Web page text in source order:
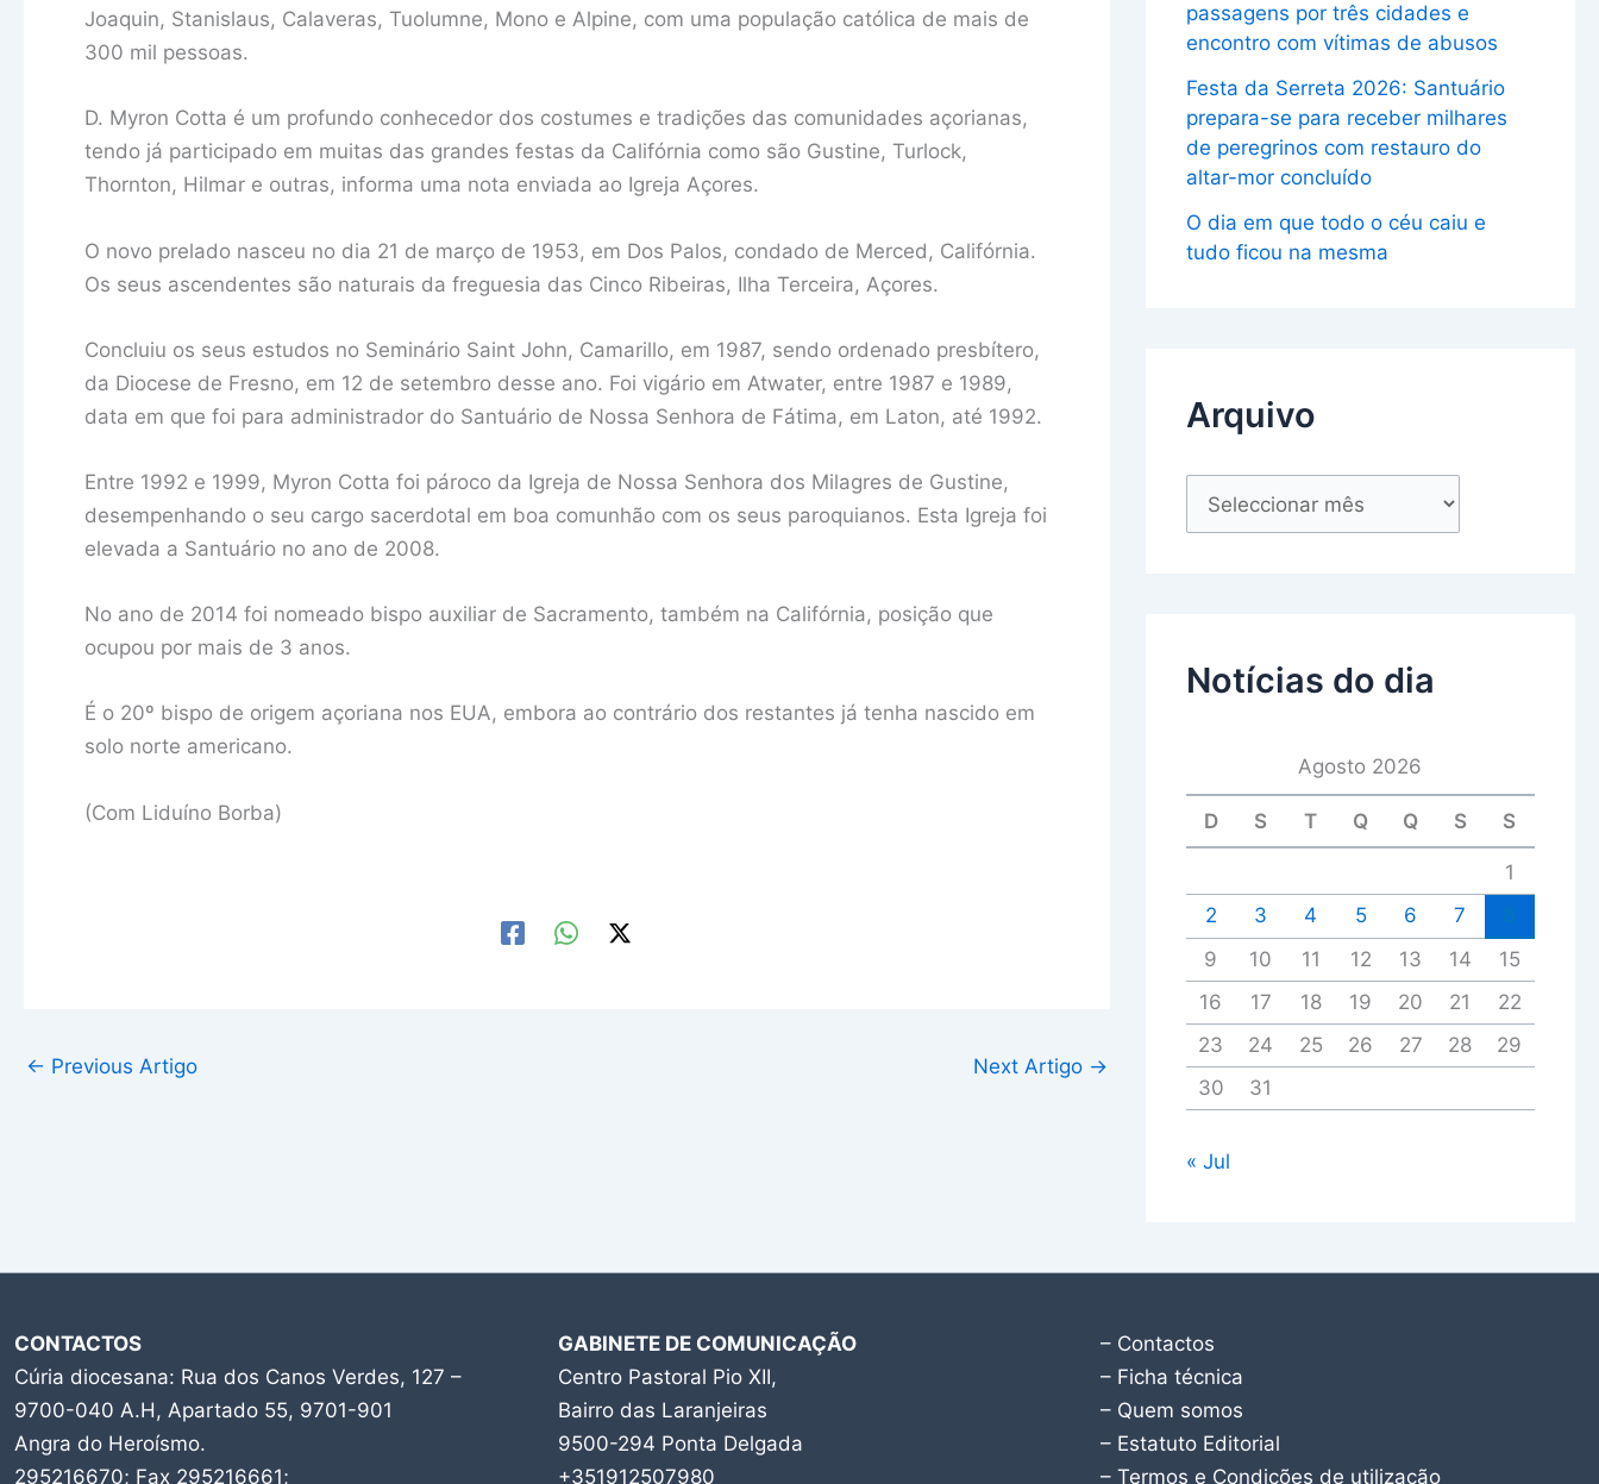
Joaquin, Stanislaus, Calaveras, Tuolumne, Mono e Alpine, com uma população católica de mais de
300 mil pessoas.
D. Myron Cotta é um profundo conhecedor dos costumes e tradições das comunidades açorianas,
tendo já participado em muitas das grandes festas da Califórnia como são Gustine, Turlock,
Thornton, Hilmar e outras, informa uma nota enviada ao Igreja Açores.
O novo prelado nasceu no dia 21 de março de 1953, em Dos Palos, condado de Merced, Califórnia.
Os seus ascendentes são naturais da freguesia das Cinco Ribeiras, Ilha Terceira, Açores.
Concluiu os seus estudos no Seminário Saint John, Camarillo, em 1987, sendo ordenado presbítero,
da Diocese de Fresno, em 12 de setembro desse ano. Foi vigário em Atwater, entre 1987 e 1989,
data em que foi para administrador do Santuário de Nossa Senhora de Fátima, em Laton, até 1992.
Entre 1992 e 1999, Myron Cotta foi pároco da Igreja de Nossa Senhora dos Milagres de Gustine,
desempenhando o seu cargo sacerdotal em boa comunhão com os seus paroquianos. Esta Igreja foi
elevada a Santuário no ano de 2008.
No ano de 2014 foi nomeado bispo auxiliar de Sacramento, também na Califórnia, posição que
ocupou por mais de 3 anos.
É o 20º bispo de origem açoriana nos EUA, embora ao contrário dos restantes já tenha nascido em
solo norte americano.
(Com Liduíno Borba)
← Previous Artigo Next Artigo →
passagens por três cidades e
encontro com vítimas de abusos
Festa da Serreta 2026: Santuário
prepara-se para receber milhares
de peregrinos com restauro do
altar-mor concluído
O dia em que todo o céu caiu e
tudo ficou na mesma
Arquivo
Notícias do dia
Agosto 2026
D S T Q Q S S
1
2
3 4 5 6 7
9
10 11 12 13 14
15
16
17 18 19 20 21
22
23
24 25 26 27 28
29
30
31
« Jul
CONTACTOS
Cúria diocesana: Rua dos Canos Verdes, 127 –
9700-040 A.H, Apartado 55, 9701-901
Angra do Heroísmo.
295216670; Fax 295216661;
GABINETE DE COMUNICAÇÃO
Centro Pastoral Pio XII,
Bairro das Laranjeiras
9500-294 Ponta Delgada
+351912507980
– Contactos
– Ficha técnica
– Quem somos
– Estatuto Editorial
– Termos e Condições de utilização